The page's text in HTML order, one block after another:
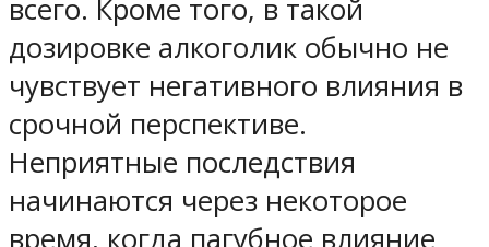
всего. Кроме того, в такой
дозировке алкоголик обычно не
чувствует негативного влияния в
срочной перспективе.
Неприятные последствия
начинаются через некоторое
время, когда пагубное влияние